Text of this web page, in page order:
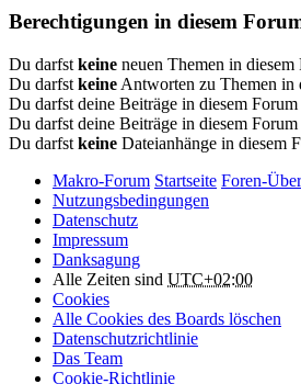
Berechtigungen in diesem
Du darfst keine neuen Themen in diesem
Du darfst keine Antworten zu Themen in
Du darfst deine Beiträge in diesem Forum
Du darfst deine Beiträge in diesem Forum
Du darfst keine Dateianhänge in diesem
Makro-Forum Startseite Foren-
Nutzungsbedingungen
Datenschutz
Impressum
Danksagung
Alle Zeiten sind UTC+02:00
Cookies
Alle Cookies des Boards löschen
Datenschutzrichtlinie
Das Team
Cookie-Richtlinie